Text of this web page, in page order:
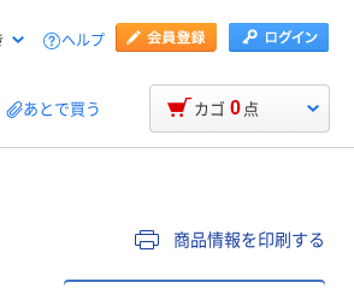
ヘルプ
あとで買う カゴ 0 点
商品情報を印刷する